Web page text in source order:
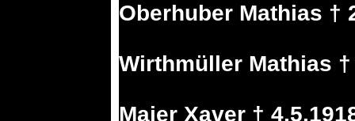
Oberhuber Mathias †
Wirthmüller Mathias †
Maier Xaver †